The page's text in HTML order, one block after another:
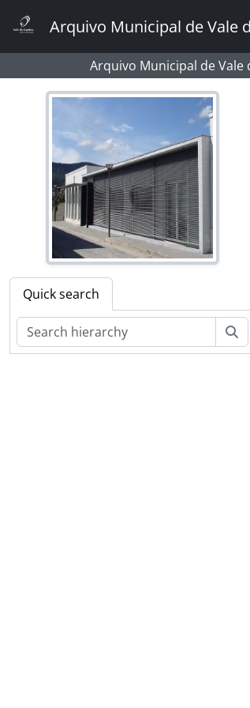
Arquivo Municipal de Vale
Arquivo Municipal de Vale
Quick search